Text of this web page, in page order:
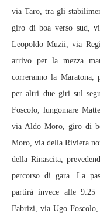
via Taro, tra gli
giro di boa verso sud,
Leopoldo Muzii, via
arrivo per la mezza
correranno la Maratona,
per altri due giri sul
Foscolo, lungomare
via Aldo Moro, giro di
Moro, via della Riviera
della Rinascita,
percorso di gara. La
partirà invece alle 9.25
Fabrizi, via Ugo